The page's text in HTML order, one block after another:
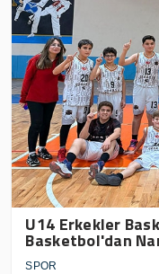
U14 Erkekler
Basketbol'dan
SPOR